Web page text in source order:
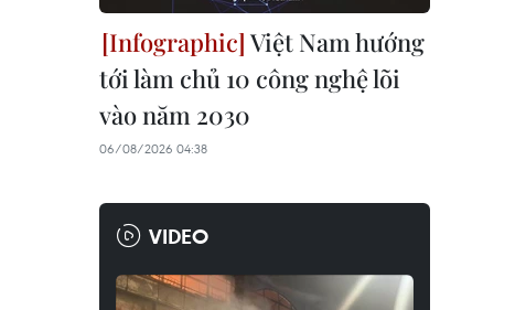
Việt Nam hướng
tới làm chủ 10 công nghệ lõi
vào năm 2030
06/08/2026 04:38
VIDEO